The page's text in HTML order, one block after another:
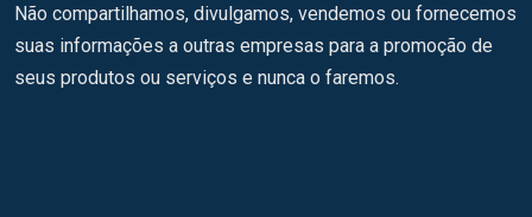
Não compartilhamos, divulgamos, vendemos ou fornecemos
suas informações a outras empresas para a promoção de
seus produtos ou serviços e nunca o faremos.